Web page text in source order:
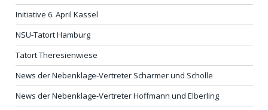
Initiative 6. April Kassel
NSU-Tatort Hamburg
Tatort Theresienwiese
News der Nebenklage-Vertreter Scharmer und Scholle
News der Nebenklage-Vertreter Hoffmann und Elberling